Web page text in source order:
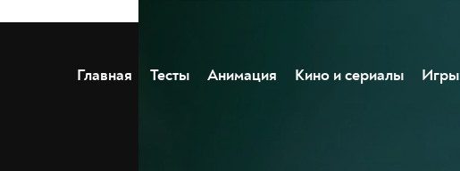
Главная Тесты Анимация Кино и сериалы Игры